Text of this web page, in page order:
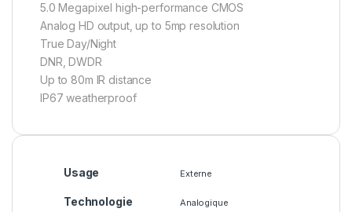
5.0 Megapixel high-performance CMOS
Analog HD output, up to 5mp resolution
True Day/Night
DNR, DWDR
Up to 80m IR distance
IP67 weatherproof
Usage Externe
Technologie Analogique